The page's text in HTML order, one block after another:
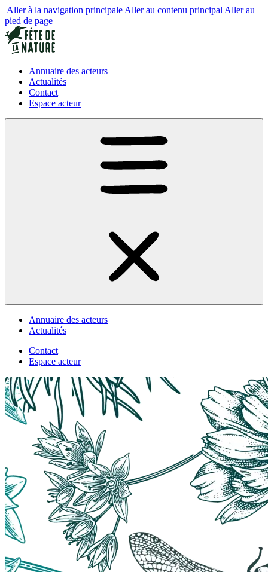
Aller à la navigation principale Aller au contenu principal Aller au
pied de page
Annuaire des acteurs
Actualités
Contact
Espace acteur
Annuaire des acteurs
Actualités
Contact
Espace acteur